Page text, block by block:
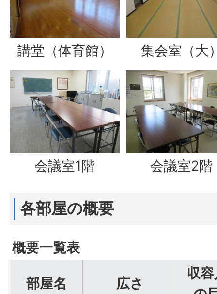
講堂（体育館） 集会室（大
会議室1階 会議室2階
各部屋の概要
概要一覧表
部屋名 広さ
収